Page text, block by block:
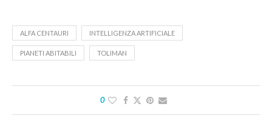
ALFA CENTAURI INTELLIGENZA ARTIFICIALE
PIANETI ABITABILI TOLIMAN
0